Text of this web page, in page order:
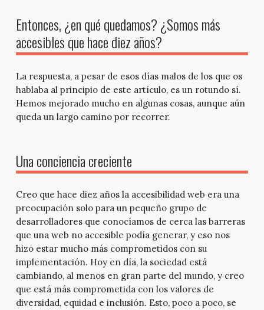
Entonces, ¿en qué quedamos? ¿Somos más
accesibles que hace diez años?
La respuesta, a pesar de esos días malos de los que os
hablaba al principio de este artículo, es un rotundo sí.
Hemos mejorado mucho en algunas cosas, aunque aún
queda un largo camino por recorrer.
Una conciencia creciente
Creo que hace diez años la accesibilidad web era una
preocupación solo para un pequeño grupo de
desarrolladores que conocíamos de cerca las barreras
que una web no accesible podía generar, y eso nos
hizo estar mucho más comprometidos con su
implementación. Hoy en día, la sociedad está
cambiando, al menos en gran parte del mundo, y creo
que está más comprometida con los valores de
diversidad, equidad e inclusión. Esto, poco a poco, se